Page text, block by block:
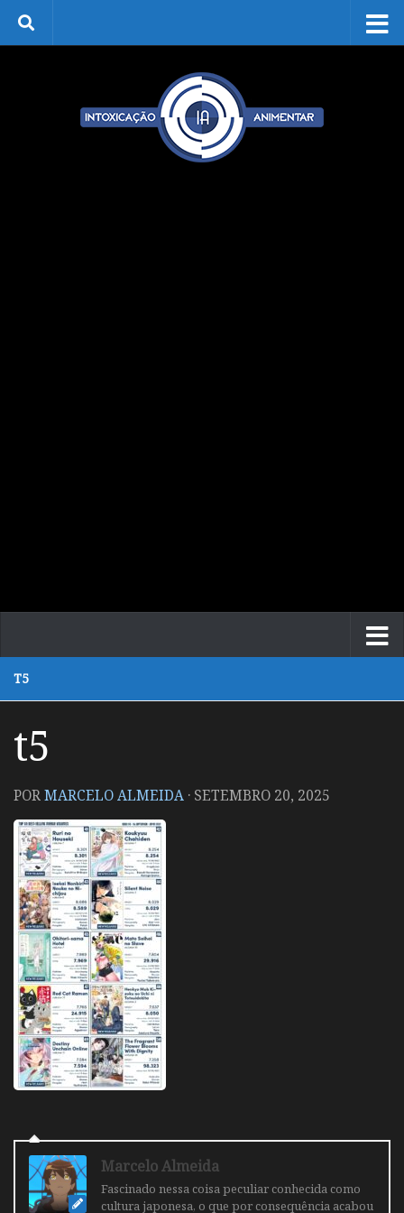
Skip to content
T5
t5
PORMARCELO ALMEIDA · SETEMBRO 20, 2025
Marcelo Almeida
Fascinado nessa coisa peculiar conhecida como
cultura japonesa, o que por consequência acabou